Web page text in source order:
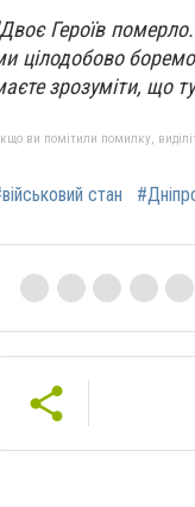
Героїв
цілодобово
зрозуміти, що
ви помітили помилку,
стан